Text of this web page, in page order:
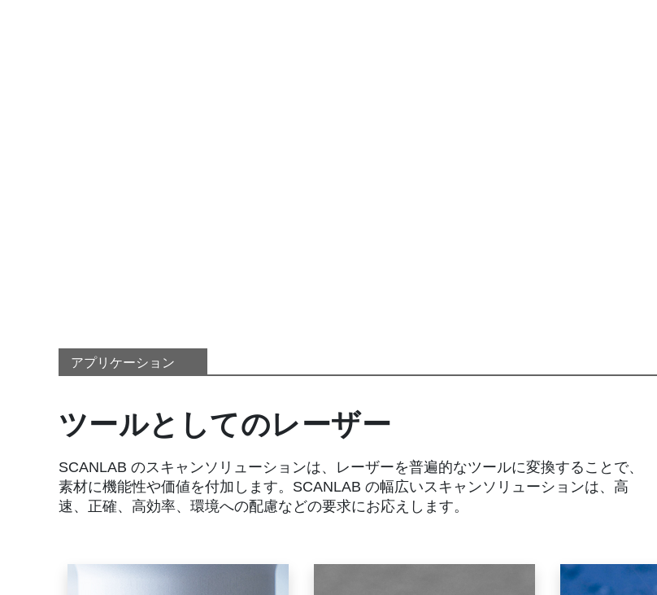
アプリケーション
ツールとしてのレーザー
SCANLAB のスキャンソリューションは、レーザーを普遍的なツールに変換することで、
素材に機能性や価値を付加します。SCANLAB の幅広いスキャンソリューションは、高
速、正確、高効率、環境への配慮などの要求にお応えします。